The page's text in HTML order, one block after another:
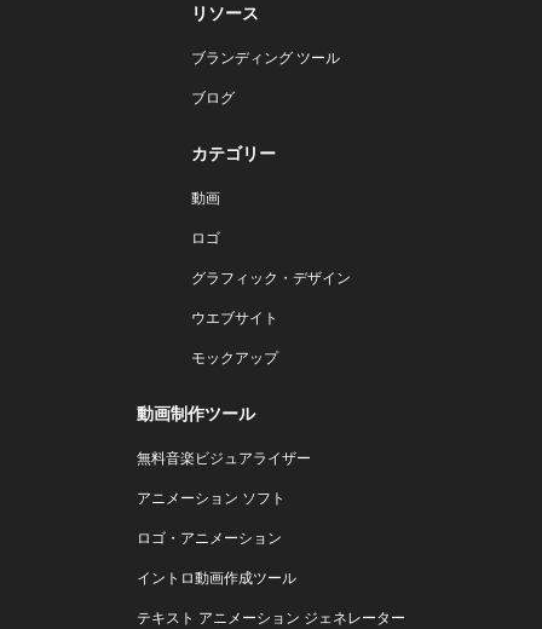
リソース
ブランディング ツール
ブログ
カテゴリー
動画
ロゴ
グラフィック・デザイン
ウエブサイト
モックアップ
動画制作ツール
無料音楽ビジュアライザー
アニメーション ソフト
ロゴ・アニメーション
イントロ動画作成ツール
テキスト アニメーション ジェネレーター